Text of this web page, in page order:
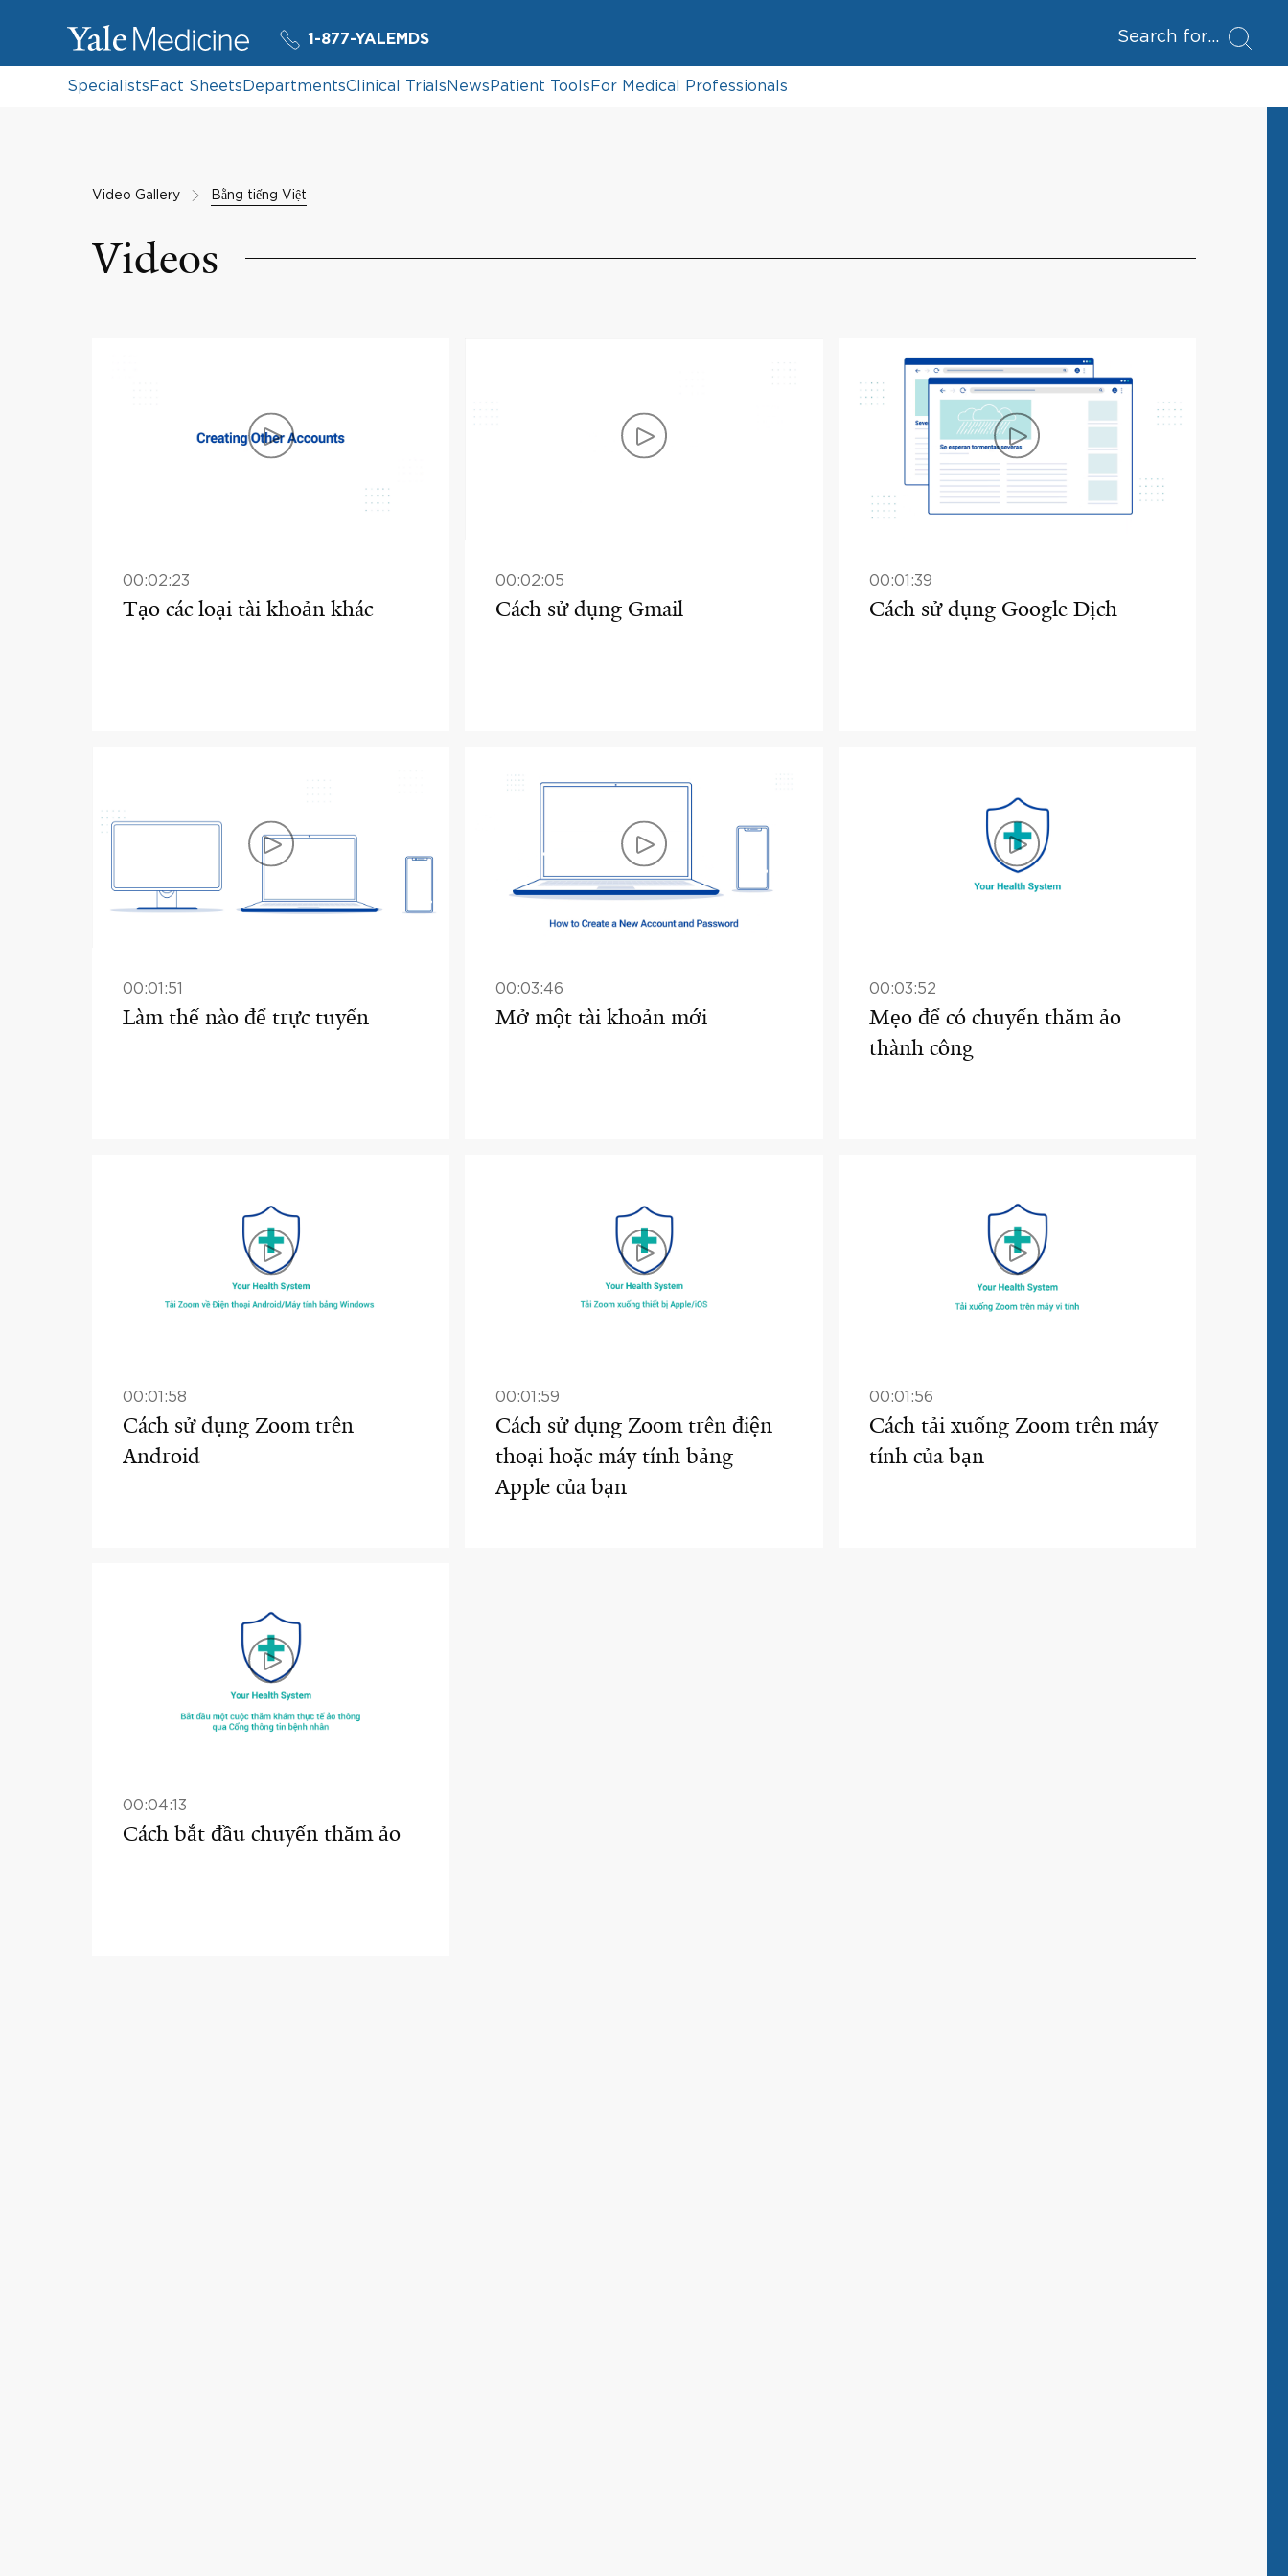
1-877-YALEMDS Search for
SpecialistsFact SheetsDepartmentsClinical TrialsNewsPatient ToolsFor Medical Professionals
Video Gallery Bằng tiếng Việt
Videos
00:02:23
Tạo các loại tài khoản khác
00:02:05
Cách sử dụng Gmail
00:01:39
Cách sử dụng Google Dịch
00:01:51
Làm thế nào để trực tuyến
00:03:46
Mở một tài khoản mới
00:03:52
Mẹo để có chuyến thăm ảo
thành công
00:01:58
Cách sử dụng Zoom trên
Android
00:01:59
Cách sử dụng Zoom trên điện
thoại hoặc máy tính bảng
Apple của bạn
00:01:56
Cách tải xuống Zoom trên máy
tính của bạn
00:04:13
Cách bắt đầu chuyến thăm ảo